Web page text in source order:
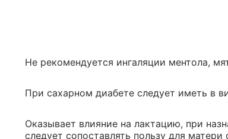
Не рекомендуется ингаляции ментола,
При сахарном диабете следует иметь в
Оказывает влияние на лактацию, при
следует сопоставлять пользу для